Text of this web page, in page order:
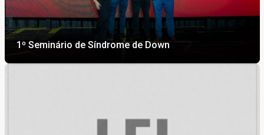
1º Seminário de Síndrome de Down